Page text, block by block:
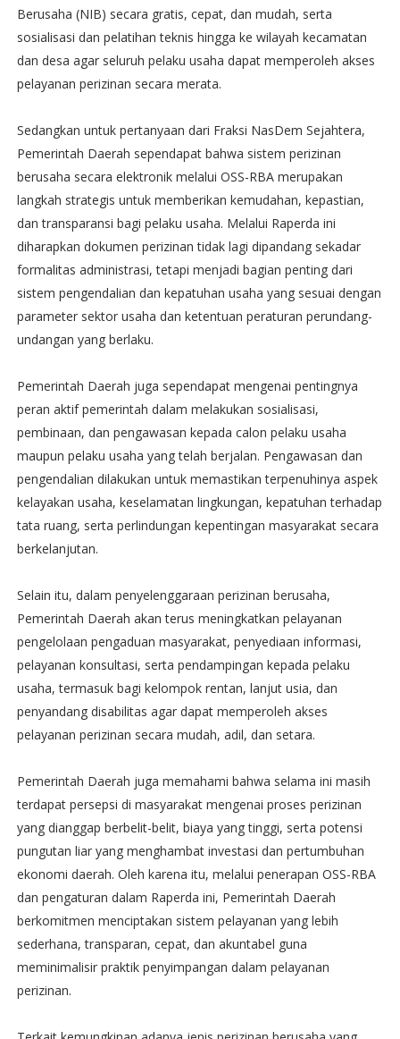
Berusaha (NIB) secara gratis, cepat, dan mudah, serta
sosialisasi dan pelatihan teknis hingga ke wilayah kecamatan
dan desa agar seluruh pelaku usaha dapat memperoleh akses
pelayanan perizinan secara merata.
Sedangkan untuk pertanyaan dari Fraksi NasDem Sejahtera,
Pemerintah Daerah sependapat bahwa sistem perizinan
berusaha secara elektronik melalui OSS-RBA merupakan
langkah strategis untuk memberikan kemudahan, kepastian,
dan transparansi bagi pelaku usaha. Melalui Raperda ini
diharapkan dokumen perizinan tidak lagi dipandang sekadar
formalitas administrasi, tetapi menjadi bagian penting dari
sistem pengendalian dan kepatuhan usaha yang sesuai dengan
parameter sektor usaha dan ketentuan peraturan perundang-
undangan yang berlaku.
Pemerintah Daerah juga sependapat mengenai pentingnya
peran aktif pemerintah dalam melakukan sosialisasi,
pembinaan, dan pengawasan kepada calon pelaku usaha
maupun pelaku usaha yang telah berjalan. Pengawasan dan
pengendalian dilakukan untuk memastikan terpenuhinya aspek
kelayakan usaha, keselamatan lingkungan, kepatuhan terhadap
tata ruang, serta perlindungan kepentingan masyarakat secara
berkelanjutan.
Selain itu, dalam penyelenggaraan perizinan berusaha,
Pemerintah Daerah akan terus meningkatkan pelayanan
pengelolaan pengaduan masyarakat, penyediaan informasi,
pelayanan konsultasi, serta pendampingan kepada pelaku
usaha, termasuk bagi kelompok rentan, lanjut usia, dan
penyandang disabilitas agar dapat memperoleh akses
pelayanan perizinan secara mudah, adil, dan setara.
Pemerintah Daerah juga memahami bahwa selama ini masih
terdapat persepsi di masyarakat mengenai proses perizinan
yang dianggap berbelit-belit, biaya yang tinggi, serta potensi
pungutan liar yang menghambat investasi dan pertumbuhan
ekonomi daerah. Oleh karena itu, melalui penerapan OSS-RBA
dan pengaturan dalam Raperda ini, Pemerintah Daerah
berkomitmen menciptakan sistem pelayanan yang lebih
sederhana, transparan, cepat, dan akuntabel guna
meminimalisir praktik penyimpangan dalam pelayanan
perizinan.